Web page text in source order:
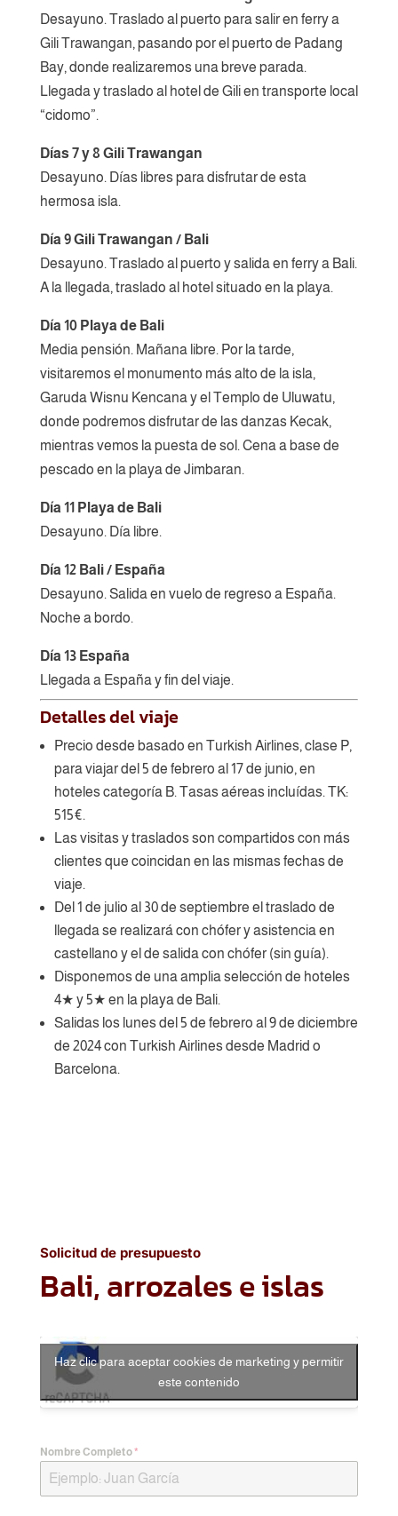
Desayuno. Traslado al puerto para salir en ferry a
Gili Trawangan, pasando por el puerto de Padang
Bay, donde realizaremos una breve parada.
Llegada y traslado al hotel de Gili en transporte local
“cidomo”.
Días 7 y 8 Gili Trawangan
Desayuno. Días libres para disfrutar de esta
hermosa isla.
Día 9 Gili Trawangan / Bali
Desayuno. Traslado al puerto y salida en ferry a Bali.
A la llegada, traslado al hotel situado en la playa.
Día 10 Playa de Bali
Media pensión. Mañana libre. Por la tarde,
visitaremos el monumento más alto de la isla,
Garuda Wisnu Kencana y el Templo de Uluwatu,
donde podremos disfrutar de las danzas Kecak,
mientras vemos la puesta de sol. Cena a base de
pescado en la playa de Jimbaran.
Día 11 Playa de Bali
Desayuno. Día libre.
Día 12 Bali / España
Desayuno. Salida en vuelo de regreso a España.
Noche a bordo.
Día 13 España
Llegada a España y fin del viaje.
Detalles del viaje
Precio desde basado en Turkish Airlines, clase P,
para viajar del 5 de febrero al 17 de junio, en
hoteles categoría B. Tasas aéreas incluídas. TK:
515€.
Las visitas y traslados son compartidos con más
clientes que coincidan en las mismas fechas de
viaje.
Del 1 de julio al 30 de septiembre el traslado de
llegada se realizará con chófer y asistencia en
castellano y el de salida con chófer (sin guía).
Disponemos de una amplia selección de hoteles
4★ y 5★ en la playa de Bali.
Salidas los lunes del 5 de febrero al 9 de diciembre
de 2024 con Turkish Airlines desde Madrid o
Barcelona.
Solicitud de presupuesto
Bali, arrozales e islas
Haz clic para aceptar cookies de marketing y permitir
este contenido
Nombre Completo*